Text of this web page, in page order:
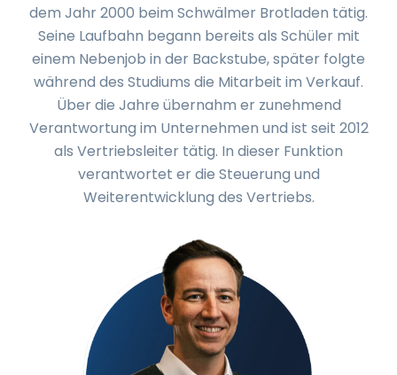
dem Jahr 2000 beim Schwälmer Brotladen tätig.
Seine Laufbahn begann bereits als Schüler mit
einem Nebenjob in der Backstube, später folgte
während des Studiums die Mitarbeit im Verkauf.
Über die Jahre übernahm er zunehmend
Verantwortung im Unternehmen und ist seit 2012
als Vertriebsleiter tätig. In dieser Funktion
verantwortet er die Steuerung und
Weiterentwicklung des Vertriebs.